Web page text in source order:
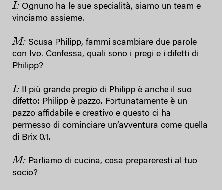
I: Ognuno ha le sue specialità, siamo un team e
vinciamo assieme.
M: Scusa Philipp, fammi scambiare due parole
con Ivo. Confessa, quali sono i pregi e i difetti di
Philipp?
I: Il più grande pregio di Philipp è anche il suo
difetto: Philipp è pazzo. Fortunatamente è un
pazzo affidabile e creativo e questo ci ha
permesso di cominciare un’avventura come quella
di Brix 0.1.
M: Parliamo di cucina, cosa prepareresti al tuo
socio?